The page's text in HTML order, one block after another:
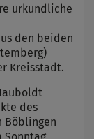
urkundliche
den beiden
Kreisstadt.
des
Böblingen